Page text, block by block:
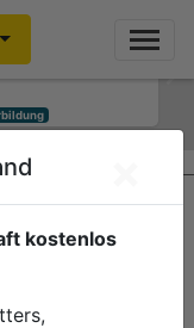
Buth:
kostenlos